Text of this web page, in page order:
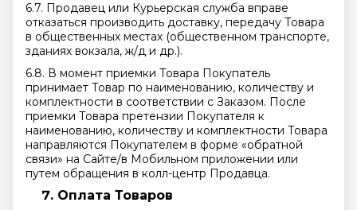
6.7. Продавец или Курьерская служба вправе
отказаться производить доставку, передачу Товара
в общественных местах (общественном транспорте,
зданиях вокзала, ж/д и др.).
6.8. В момент приемки Товара Покупатель
принимает Товар по наименованию, количеству и
комплектности в соответствии с Заказом. После
приемки Товара претензии Покупателя к
наименованию, количеству и комплектности Товара
направляются Покупателем в форме «обратной
связи» на Сайте/в Мобильном приложении или
путем обращения в колл-центр Продавца.
Оплата Товаров